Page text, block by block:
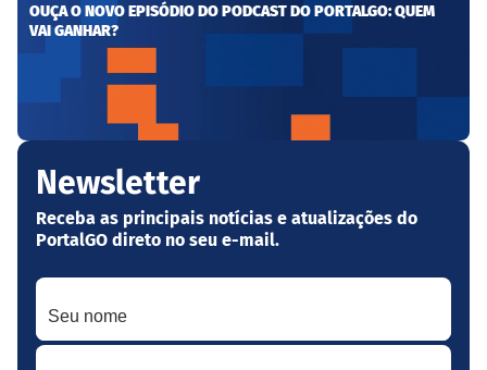
OUÇA O NOVO EPISÓDIO DO PODCAST DO PORTALGO: QUEM
VAI GANHAR?
Newsletter
Receba as principais notícias e atualizações do
PortalGO direto no seu e-mail.
Seu nome
Seu melhor e-mail